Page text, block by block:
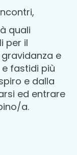
quali
per il
e
fastidi più
e dalla
ed entrare
a.